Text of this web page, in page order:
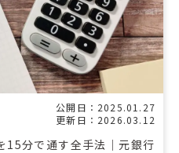
公開日：2025.01.27
更新日：2026.03.12
15分で通す全手法｜元銀行